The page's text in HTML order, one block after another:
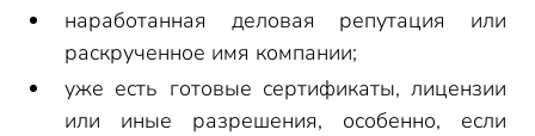
наработанная деловая репутация или
раскрученное имя компании;
уже есть готовые сертификаты, лицензии
или иные разрешения, особенно, если